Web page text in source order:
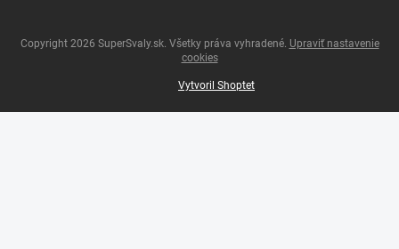
Vytvoril Shoptet
Copyright 2026 SuperSvaly.sk. Všetky práva vyhradené. Upraviť nastavenie
cookies